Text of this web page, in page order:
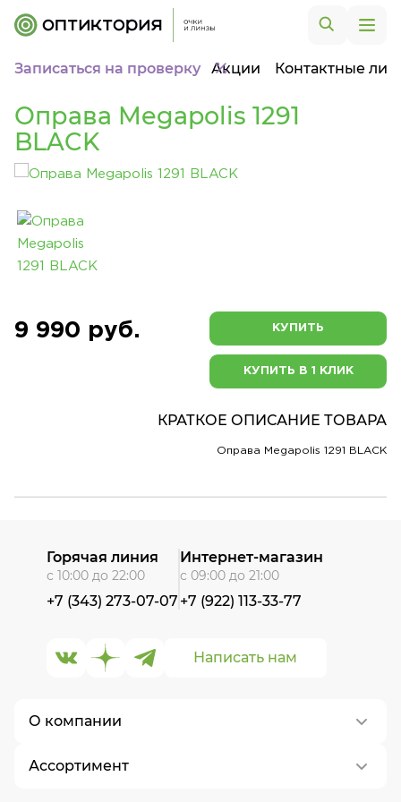
Записаться на проверку Акции Контактные
Оправа Megapolis 1291
BLACK
9 990 руб. КУПИТЬ
КУПИТЬ В 1 КЛИК
КРАТКОЕ ОПИСАНИЕ ТОВАРА
Оправа Megapolis 1291 BLACK
О компании
О нас
Ассортимент
Написать нам
Горячая линия
с 10:00 до 22:00
+7 (343) 273-07-07
Интернет-магазин
с 09:00 до 21:00
+7 (922) 113-33-77